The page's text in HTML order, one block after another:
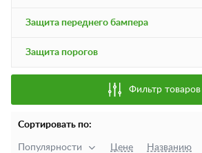
Защита переднего бампера
Защита порогов
Фильтр товаров
Сортировать по:
Популярности Цене Названию